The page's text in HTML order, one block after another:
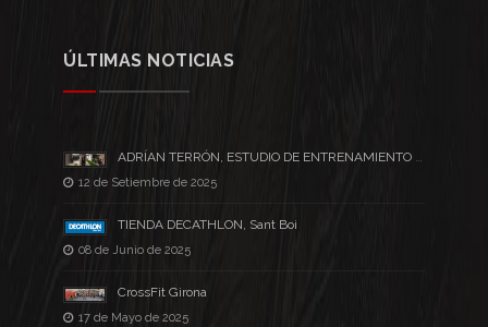
ÚLTIMAS NOTICIAS
ADRÍAN TERRÓN, ESTUDIO DE ENTRENAMIENTO PERSONAL
12 de Setiembre de 2025
TIENDA DECATHLON, Sant Boi
08 de Junio de 2025
CrossFit Girona
17 de Mayo de 2025